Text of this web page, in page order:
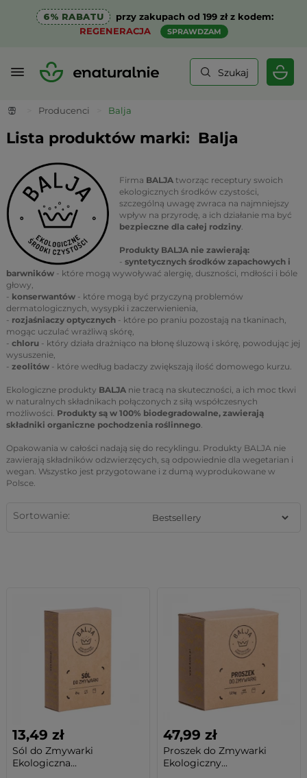
6% RABATU
przy zakupach od 199 zł z kodem:
REGENERACJA
SPRAWDZAM
Szukaj
Producenci Balja
Lista produktów marki: Balja
Firma BALJA tworząc receptury swoich
ekologicznych środków czystości,
szczególną uwagę zwraca na najmniejszy
wpływ na przyrodę, a ich działanie ma być
bezpieczne dla całej rodziny.
Produkty BALJA nie zawierają:
- syntetycznych środków zapachowych i
barwników - które mogą wywoływać alergię, duszności, mdłości i bóle
głowy,
- konserwantów - które mogą być przyczyną problemów
dermatologicznych, wysypki i zaczerwienienia,
- rozjaśniaczy optycznych - które po praniu pozostają na tkaninach,
mogąc uczulać wrażliwą skórę,
- chloru - który działa drażniąco na błonę śluzową i skórę, powodując jej
wysuszenie,
- zeolitów - które według badaczy zwiększają ilość domowego kurzu.
Ekologiczne produkty BALJA nie tracą na skuteczności, a ich moc tkwi
w naturalnych składnikach połączonych z siłą współczesnych
możliwości. Produkty są w 100% biodegradowalne, zawierają
składniki organiczne pochodzenia roślinnego.
Opakowania w całości nadają się do recyklingu. Produkty BALJA nie
zawierają składników odzwierzęcych, są odpowiednie dla wegetarian i
wegan. Wszystko jest przygotowane i z dumą wyprodukowane w
Polsce.
Sortowanie:
13,49 zł
Sól do Zmywarki
Ekologiczna...
47,99 zł
Proszek do Zmywarki
Ekologiczny...